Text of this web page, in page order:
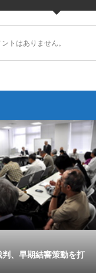
トはありません。
、早期結審策動を打